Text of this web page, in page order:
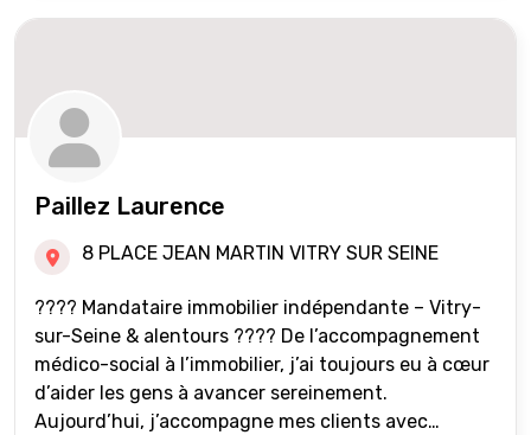
Paillez Laurence
8 PLACE JEAN MARTIN VITRY SUR SEINE
???? Mandataire immobilier indépendante – Vitry-
sur-Seine & alentours ???? De l’accompagnement
médico-social à l’immobilier, j’ai toujours eu à cœur
d’aider les gens à avancer sereinement.
Aujourd’hui, j’accompagne mes clients avec